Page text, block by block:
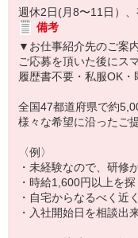
週休2日(月8〜11日）
備考
▼お仕事紹介先のご案
ご応募を頂いた後にス
履歴書不要・私服OK
全国47都道府県で約
様々な希望に沿ったご
〈例〉
・未経験なので、研修
・時給1,600円以上を
・自宅からなるべく近
・入社開始日を相談出